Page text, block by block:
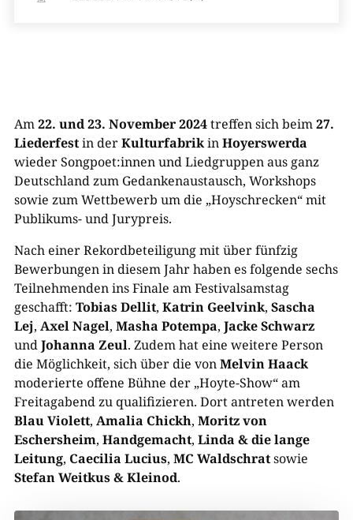
Am22. und 23. November 2024treffen sich beim27.
Liederfestin derKulturfabrikinHoyerswerda
wieder Songpoet:innen und Liedgruppen aus ganz
Deutschland zum Gedankenaustausch, Workshops
sowie zum Wettbewerb um die „Hoyschrecken“ mit
Publikums- und Jurypreis.
Nach einer Rekordbeteiligung mit über fünfzig
Bewerbungen in diesem Jahr haben es folgende sechs
Teilnehmenden ins Finale am Festivalsamstag
geschafft: Tobias Dellit, Katrin Geelvink, Sascha
Lej, Axel Nagel, Masha Potempa, Jacke Schwarz
undJohanna Zeul. Zudem hat eine weitere Person
die Möglichkeit, sich über die vonMelvin Haack
moderierte offene Bühne der „Hoyte-Show“ am
Freitagabend zu qualifizieren. Dort antreten werden
Blau Violett, Amalia Chickh, Moritz von
Eschersheim, Handgemacht, Linda & die lange
Leitung, Caecilia Lucius, MC Waldschratsowie
Stefan Weitkus & Kleinod.